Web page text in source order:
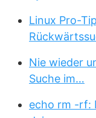
Linux Pro-
Nie wieder
Suche im…
echo rm -rf: